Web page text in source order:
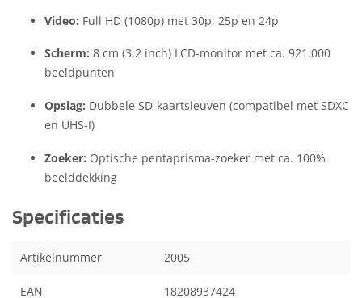
Video: Full HD (1080p) met 30p, 25p en 24p
Scherm: 8 cm (3,2 inch) LCD-monitor met ca. 921.000
beeldpunten
Opslag: Dubbele SD-kaartsleuven (compatibel met SDXC
en UHS-I)
Zoeker: Optische pentaprisma-zoeker met ca. 100%
beelddekking
Specificaties
Artikelnummer 2005
EAN 18208937424